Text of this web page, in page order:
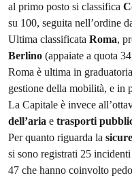
al primo posto si classifica
su 100, seguita nell’ordine
Ultima classificata Roma,
Berlino (appaiate a quota
Roma è ultima in
gestione della mobilità, e in
La Capitale è invece
dell’aria e trasporti
Per quanto riguarda la
si sono registrati 25
47 che hanno coinvolto